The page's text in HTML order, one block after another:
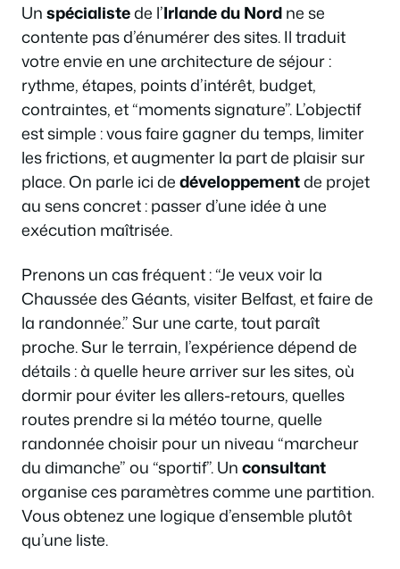
Unspécialistede l’Irlande du Nordne se
contente pas d’énumérer des sites. Il traduit
votre envie en une architecture de séjour :
rythme, étapes, points d’intérêt, budget,
contraintes, et “moments signature”. L’objectif
est simple : vous faire gagner du temps, limiter
les frictions, et augmenter la part de plaisir sur
place. On parle ici dedéveloppementde projet
au sens concret : passer d’une idée à une
exécution maîtrisée.
Prenons un cas fréquent : “Je veux voir la
Chaussée des Géants, visiter Belfast, et faire de
la randonnée.” Sur une carte, tout paraît
proche. Sur le terrain, l’expérience dépend de
détails : à quelle heure arriver sur les sites, où
dormir pour éviter les allers-retours, quelles
routes prendre si la météo tourne, quelle
randonnée choisir pour un niveau “marcheur
du dimanche” ou “sportif”. Unconsultant
organise ces paramètres comme une partition.
Vous obtenez une logique d’ensemble plutôt
qu’une liste.